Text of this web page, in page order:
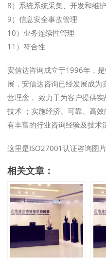
8）系统系统采集、开发和维护
9）信息安全事故管理
10）业务连续性管理
11）符合性
安信达咨询成立于1996年，
展，安信达咨询已经发展成为
营理念， 致力于为客户提供
技术 ；实施经济、可靠、高
有丰富的行业咨询经验及技术
这里是ISO27001认证咨询图
相关文章：